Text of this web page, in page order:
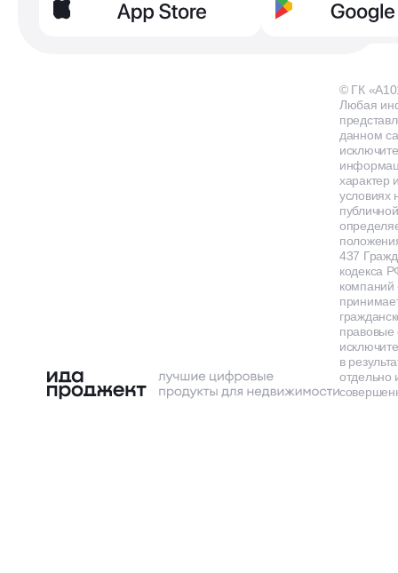
© ГК
Любая
данном
характер
условиях
437
кодекса
правовые
в
отдельно